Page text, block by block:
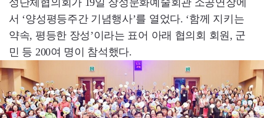
성단체협의회가 19일 장성문화예술회관 소공연장에
서 ‘양성평등주간 기념행사’를 열었다. ‘함께 지키는
약속, 평등한 장성’이라는 표어 아래 협의회 회원, 군
민 등 200여 명이 참석했다.